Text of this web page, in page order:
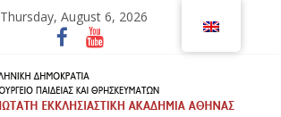
Thursday, August 6, 2026